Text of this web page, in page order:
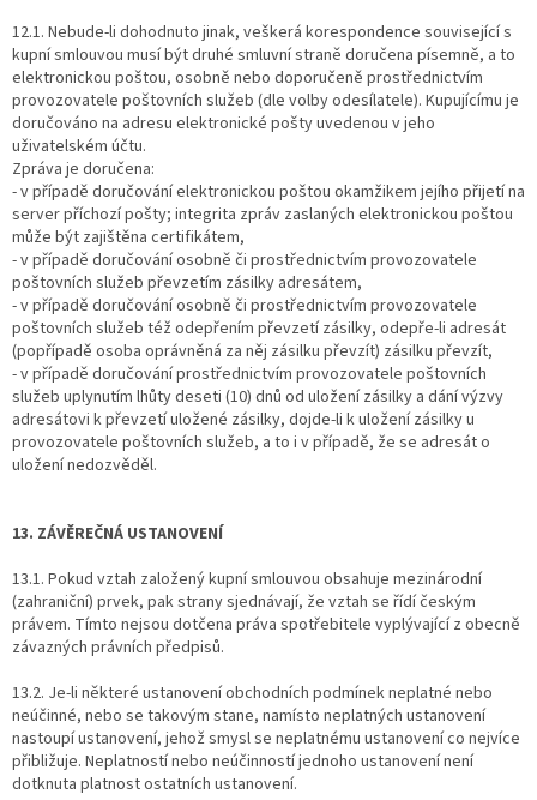
12.1. Nebude-li dohodnuto jinak, veškerá korespondence související s
kupní smlouvou musí být druhé smluvní straně doručena písemně, a to
elektronickou poštou, osobně nebo doporučeně prostřednictvím
provozovatele poštovních služeb (dle volby odesílatele). Kupujícímu je
doručováno na adresu elektronické pošty uvedenou v jeho
uživatelském účtu.
Zpráva je doručena:
- v případě doručování elektronickou poštou okamžikem jejího přijetí na
server příchozí pošty; integrita zpráv zaslaných elektronickou poštou
může být zajištěna certifikátem,
- v případě doručování osobně či prostřednictvím provozovatele
poštovních služeb převzetím zásilky adresátem,
- v případě doručování osobně či prostřednictvím provozovatele
poštovních služeb též odepřením převzetí zásilky, odepře-li adresát
(popřípadě osoba oprávněná za něj zásilku převzít) zásilku převzít,
- v případě doručování prostřednictvím provozovatele poštovních
služeb uplynutím lhůty deseti (10) dnů od uložení zásilky a dání výzvy
adresátovi k převzetí uložené zásilky, dojde-li k uložení zásilky u
provozovatele poštovních služeb, a to i v případě, že se adresát o
uložení nedozvěděl.
13. ZÁVĚREČNÁ USTANOVENÍ
13.1. Pokud vztah založený kupní smlouvou obsahuje mezinárodní
(zahraniční) prvek, pak strany sjednávají, že vztah se řídí českým
právem. Tímto nejsou dotčena práva spotřebitele vyplývající z obecně
závazných právních předpisů.
13.2. Je-li některé ustanovení obchodních podmínek neplatné nebo
neúčinné, nebo se takovým stane, namísto neplatných ustanovení
nastoupí ustanovení, jehož smysl se neplatnému ustanovení co nejvíce
přibližuje. Neplatností nebo neúčinností jednoho ustanovení není
dotknuta platnost ostatních ustanovení.